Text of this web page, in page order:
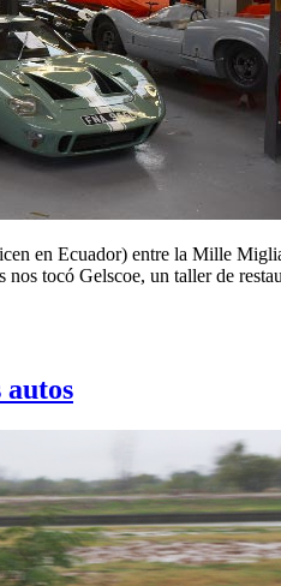
en Ecuador) entre la Mille
tocó Gelscoe, un taller de
autos